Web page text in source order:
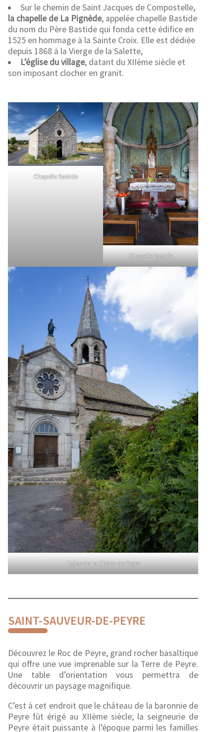
Sur le chemin de Saint Jacques de Compostelle,
la chapelle de La Pignède, appelée chapelle Bastide
du nom du Père Bastide qui fonda cette édifice en
1525 en hommage à la Sainte Croix. Elle est dédiée
depuis 1868 à la Vierge de la Salette,
L’église du village, datant du XIIème siècle et
son imposant clocher en granit.
Chapelle Bastide
Chapelle Bastide
Eglise de La Chaze de Peyre
SAINT-SAUVEUR-DE-PEYRE
Découvrez le Roc de Peyre, grand rocher basaltique
qui offre une vue imprenable sur la Terre de Peyre.
Une table d’orientation vous permettra de
découvrir un paysage magnifique.
C’est à cet endroit que le château de la baronnie de
Peyre fût érigé au XIIème siècle; la seigneurie de
Peyre était puissante à l’époque parmi les familles